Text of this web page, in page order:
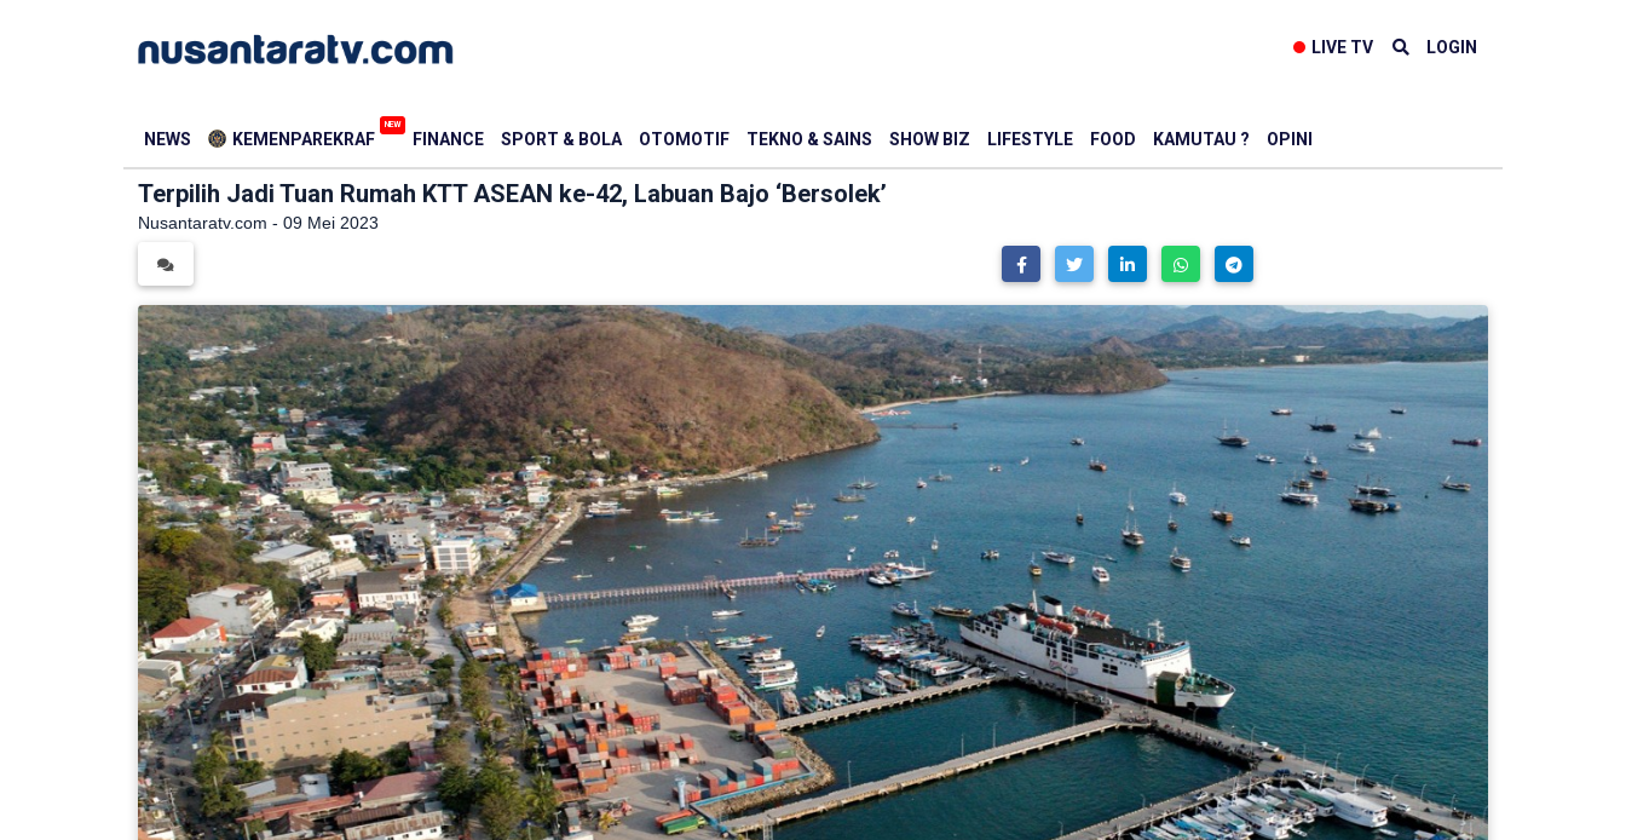
LIVE TV LOGIN
NEWS KEMENPAREKRAF
NEW
FINANCE SPORT & BOLA OTOMOTIF TEKNO & SAINS SHOW BIZ LIFESTYLE FOOD KAMUTAU ? OPINI
Terpilih Jadi Tuan Rumah KTT ASEAN ke-42, Labuan Bajo ‘Bersolek’
Nusantaratv.com - 09 Mei 2023